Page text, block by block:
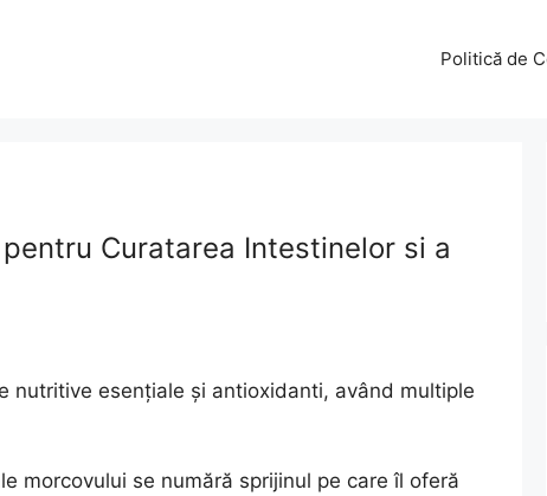
Politică de
Curatarea Intestinelor si a
nutritive esențiale și antioxidanti, având multiple
morcovului se numără sprijinul pe care îl oferă